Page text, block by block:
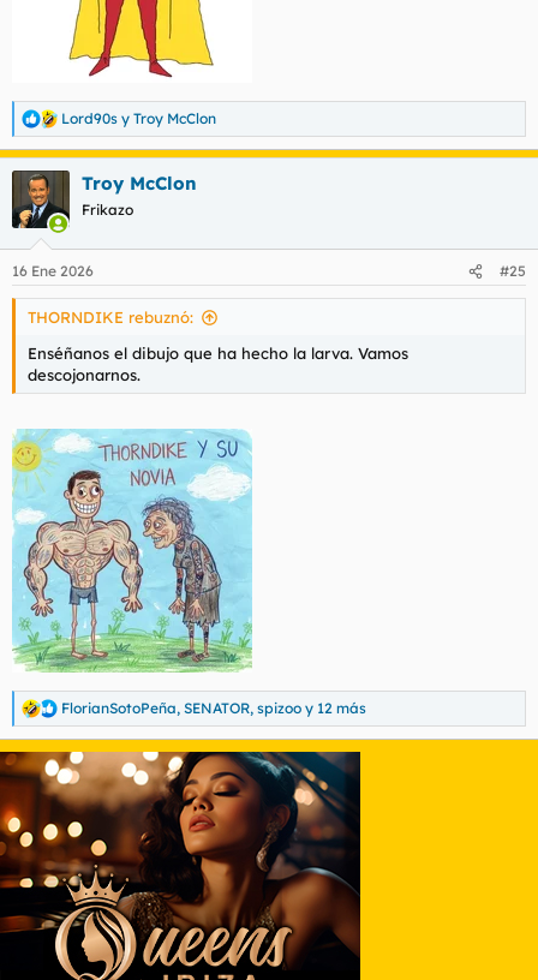
R
e
a
c
i
e
s
Lord90s y Troy McClon
Troy McClon
Frikazo
16 Ene 2026 #25
THORNDIKE rebuznó:
Enséñanos el dibujo que ha hecho la larva. Vamos
descojonarnos.
R
e
a
c
o
n
s
FlorianSotoPeña, SENATOR, spizoo y 12 más